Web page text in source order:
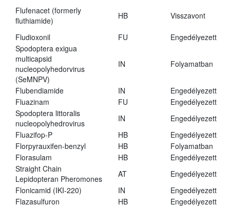
Flufenacet (formerly
fluthiamide)
HB Visszavont
Fludioxonil FU
Engedélyezett
Spodoptera exigua
multicapsid
nucleopolyhedorvirus
(SeMNPV)
IN Folyamatban
Flubendiamide IN
Engedélyezett
Fluazinam
FU
Engedélyezett
Spodoptera littoralis
nucleopolyhedrovirus
IN
Engedélyezett
Fluazifop-P
HB
Engedélyezett
Florpyrauxifen-benzyl
HB
Folyamatban
Florasulam
HB
Engedélyezett
Straight Chain
Lepidopteran Pheromones
AT
Engedélyezett
Flonicamid (IKI-220)
IN
Engedélyezett
Flazasulfuron
HB
Engedélyezett